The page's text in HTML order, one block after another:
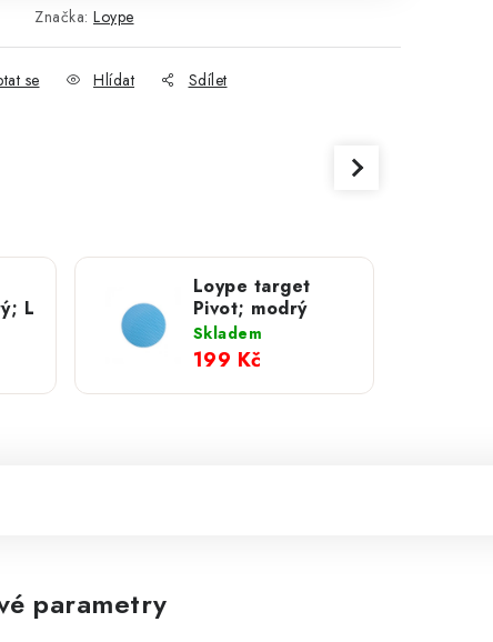
Značka: Loype
se Hlídat Sdílet
L
Loype target
Pivot; modrý
Skladem
199 Kč
parametry